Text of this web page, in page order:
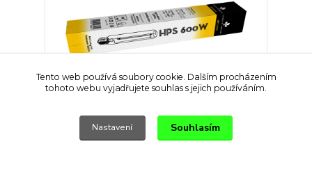
Secret Jardin HPS výbojka 600W - květová
Tento web používá soubory cookie. Dalším procházením
tohoto webu vyjadřujete souhlas s jejich používáním.
Nastavení Souhlasím